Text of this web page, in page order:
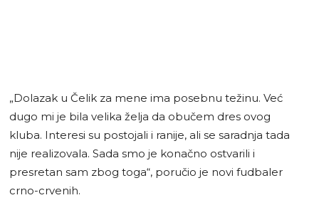
„Dolazak u Čelik za mene ima posebnu težinu. Već
dugo mi je bila velika želja da obučem dres ovog
kluba. Interesi su postojali i ranije, ali se saradnja tada
nije realizovala. Sada smo je konačno ostvarili i
presretan sam zbog toga“, poručio je novi fudbaler
crno-crvenih.